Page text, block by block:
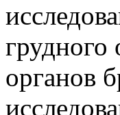
грудного
органов